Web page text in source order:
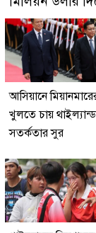
আসিয়ানে
খুলতে চায়
সতর্কতার সুর